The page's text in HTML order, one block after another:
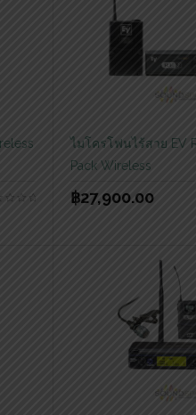
ไมโครโฟนไร้สาย EV
Pack Wireless
฿27,900.00